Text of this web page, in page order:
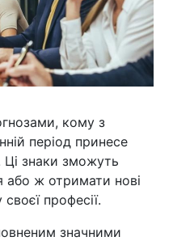
кому з
період принесе
Ці знаки зможуть
або ж отримати нові
професії.
значними